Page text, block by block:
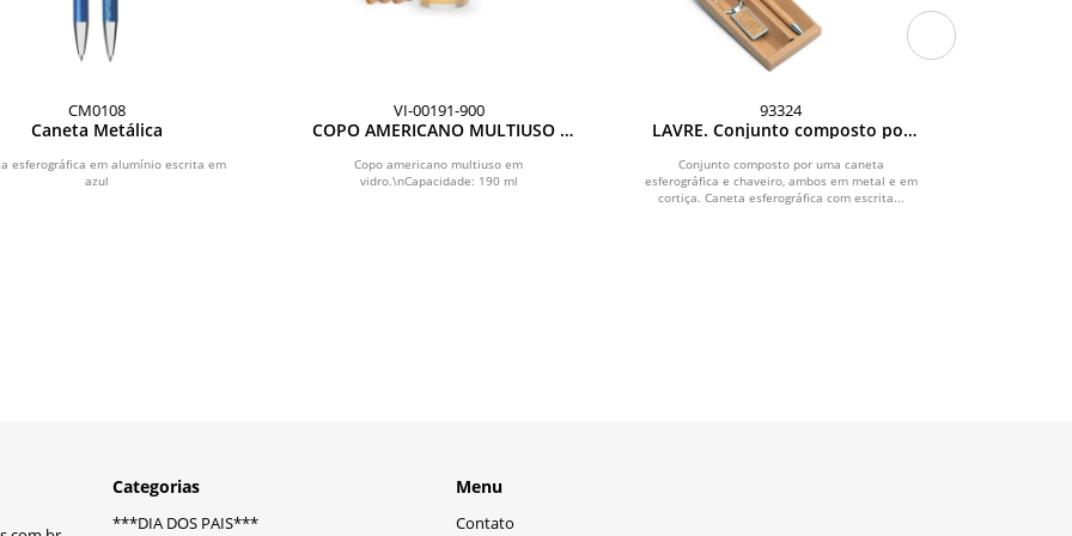
CM0108
Caneta Metálica
esferográfica em alumínio escrita em
azul
VI-00191-900
COPO AMERICANO MULTIUSO -
Copo americano multiuso em
vidro.\nCapacidade: 190 ml
93324
LAVRE. Conjunto composto por
chaveiro, ambos em metal e em
cortiça
Conjunto composto por uma caneta
esferográfica e chaveiro, ambos em metal e em
cortiça. Caneta esferográfica com escrita...
Categorias
***DIA DOS PAIS***
Menu
Contato